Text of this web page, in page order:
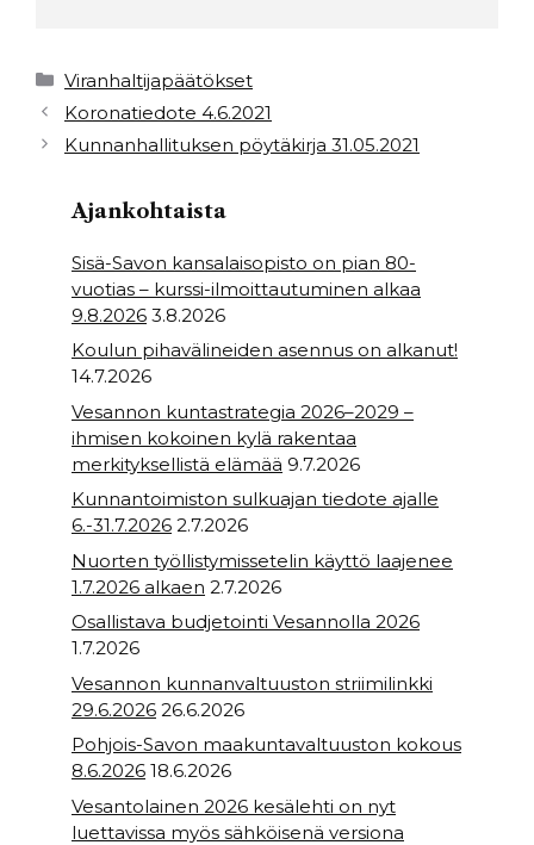
e
b
o
o
k
t
e
r
ts
A
p
p
Kategoriat
Viranhaltijapäätökset
Koronatiedote 4.6.2021
Kunnanhallituksen pöytäkirja 31.05.2021
Ajankohtaista
Sisä-Savon kansalaisopisto on pian 80-
vuotias – kurssi-ilmoittautuminen alkaa
9.8.2026 3.8.2026
Koulun pihavälineiden asennus on alkanut!
14.7.2026
Vesannon kuntastrategia 2026–2029 –
ihmisen kokoinen kylä rakentaa
merkityksellistä elämää 9.7.2026
Kunnantoimiston sulkuajan tiedote ajalle
6.-31.7.2026 2.7.2026
Nuorten työllistymissetelin käyttö laajenee
1.7.2026 alkaen 2.7.2026
Osallistava budjetointi Vesannolla 2026
1.7.2026
Vesannon kunnanvaltuuston striimilinkki
29.6.2026 26.6.2026
Pohjois-Savon maakuntavaltuuston kokous
8.6.2026 18.6.2026
Vesantolainen 2026 kesälehti on nyt
luettavissa myös sähköisenä versiona